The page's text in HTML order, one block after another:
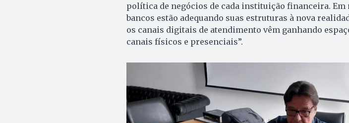
política de negócios de cada instituição financeira. Em
bancos estão adequando suas estruturas à nova
os canais digitais de atendimento vêm ganhando
canais físicos e presenciais”.